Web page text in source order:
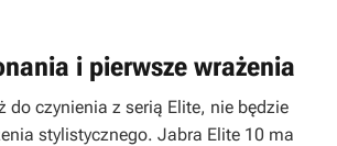
i pierwsze wrażenia
do czynienia z serią Elite, nie będzie
stylistycznego. Jabra Elite 10 ma